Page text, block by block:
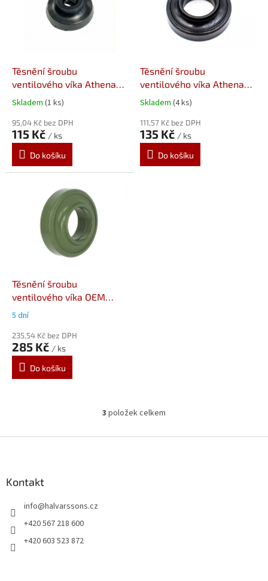
Těsnění šroubu
ventilového víka Athena
S410485015025
Skladem (1 ks)
95,04 Kč bez DPH
115 Kč / ks
Do košíku
Těsnění šroubu
ventilového víka Athena
S410485015029
Skladem (4 ks)
111,57 Kč bez DPH
135 Kč / ks
Do košíku
Těsnění šroubu
ventilového víka OEM
Yamaha
5 dní
235,54 Kč bez DPH
285 Kč / ks
Do košíku
O
l
3 položek celkem
Kontakt
info@halvarssons.cz
+420 567 218 600
+420 603 523 872